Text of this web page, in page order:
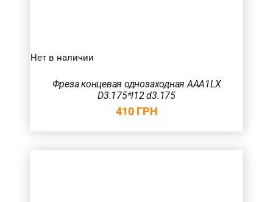
Нет в наличии
Фреза концевая однозаходная AAA1LX
D3.175*l12 d3.175
410 ГРН